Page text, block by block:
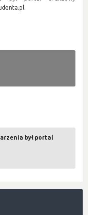
był portal